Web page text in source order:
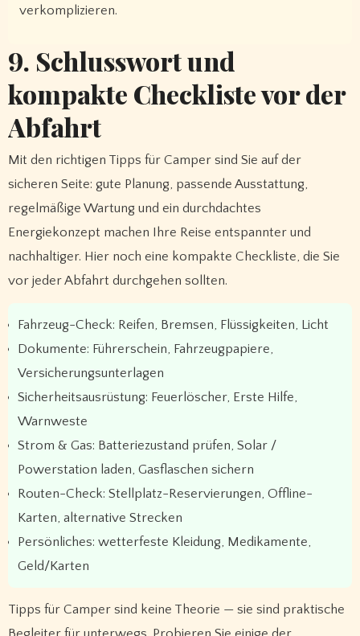
verkomplizieren.
9. Schlusswort und
kompakte Checkliste vor der
Abfahrt
Mit den richtigen Tipps für Camper sind Sie auf der
sicheren Seite: gute Planung, passende Ausstattung,
regelmäßige Wartung und ein durchdachtes
Energiekonzept machen Ihre Reise entspannter und
nachhaltiger. Hier noch eine kompakte Checkliste, die Sie
vor jeder Abfahrt durchgehen sollten.
Fahrzeug-Check: Reifen, Bremsen, Flüssigkeiten, Licht
Dokumente: Führerschein, Fahrzeugpapiere,
Versicherungsunterlagen
Sicherheitsausrüstung: Feuerlöscher, Erste Hilfe,
Warnweste
Strom & Gas: Batteriezustand prüfen, Solar /
Powerstation laden, Gasflaschen sichern
Routen-Check: Stellplatz-Reservierungen, Offline-
Karten, alternative Strecken
Persönliches: wetterfeste Kleidung, Medikamente,
Geld/Karten
Tipps für Camper sind keine Theorie — sie sind praktische